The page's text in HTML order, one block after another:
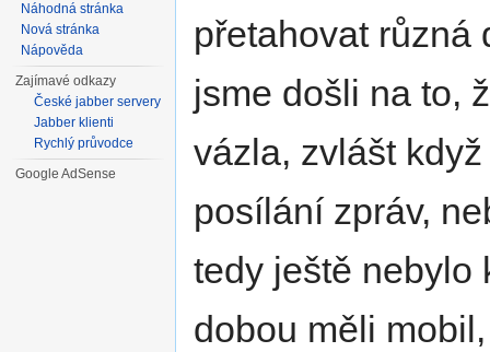
přetahovat různá
jsme došli na to,
vázla, zvlášt
posílání zpráv,
tedy ještě nebylo
dobou měli
Náhodná stránka
Nová stránka
Nápověda
Zajímavé odkazy
České jabber servery
Jabber klienti
Rychlý průvodce
Google AdSense